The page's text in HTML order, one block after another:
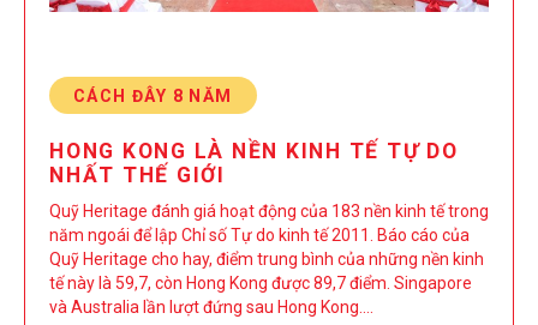
CÁCH ĐÂY 8 NĂM
HONG KONG LÀ NỀN KINH TẾ TỰ DO
NHẤT THẾ GIỚI
Quỹ Heritage đánh giá hoạt động của 183 nền kinh tế trong
năm ngoái để lập Chỉ số Tự do kinh tế 2011. Báo cáo của
Quỹ Heritage cho hay, điểm trung bình của những nền kinh
tế này là 59,7, còn Hong Kong được 89,7 điểm. Singapore
và Australia lần lượt đứng sau Hong Kong.…